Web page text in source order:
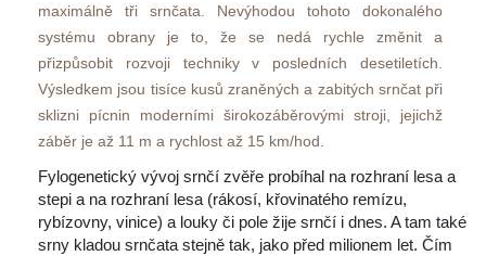
maximálně tři srnčata. Nevýhodou tohoto dokonalého
ystému obrany je to, že se nedá rychle změnit a
přizpůsobit rozvoji techniky v posledních desetiletích.
Výsledkem jsou tisíce kusů zraněných a zabitých srnčat při
klizni pícnin moderními širokozáběrovými stroji, jejichž
záběr je až 11 m a rychlost až 15 km/hod.
Fylogenetický vývoj srnčí zvěře probíhal na rozhraní lesa a
tepi a na rozhraní lesa (rákosí, křovinatého remízu,
rybízovny, vinice) a louky či pole žije srnčí i dnes. A tam také
rny kladou srnčata stejně tak, jako před milionem let. Čím